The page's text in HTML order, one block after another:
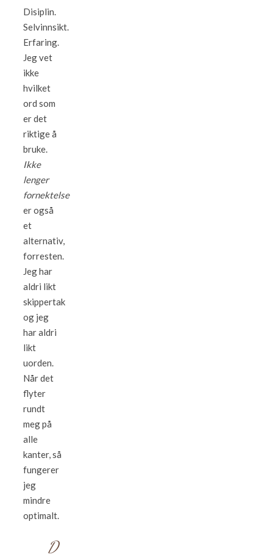
Disiplin.
Selvinnsikt.
Erfaring.
Jeg vet
ikke
hvilket
ord som
er det
riktige å
bruke.
Ikke
lenger
fornektelse
er også
et
alternativ,
forresten.
Jeg har
aldri likt
skippertak
og jeg
har aldri
likt
uorden.
Når det
flyter
rundt
meg på
alle
kanter, så
fungerer
jeg
mindre
optimalt.
D